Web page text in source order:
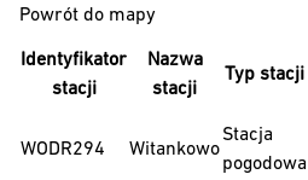
Powrót do mapy
Identyfikator
stacji
Nazwa
stacji
Typ stacji
WODR294 Witankowo
Stacja
pogodowa